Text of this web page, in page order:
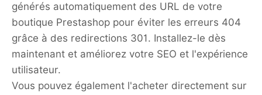
générés automatiquement des URL de votre
boutique Prestashop pour éviter les erreurs 404
grâce à des redirections 301. Installez-le dès
maintenant et améliorez votre SEO et l'expérience
utilisateur.
Vous pouvez également l'acheter directement sur